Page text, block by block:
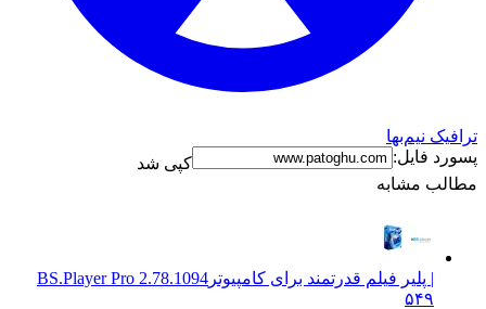
ترافیک نیم‌بها
پسورد فایل:
کپی شد
مطالب مشابه
| پلیر فیلم قدرتمند برای کامپیوتر BS.Player Pro 2.78.1094
۵۴۹